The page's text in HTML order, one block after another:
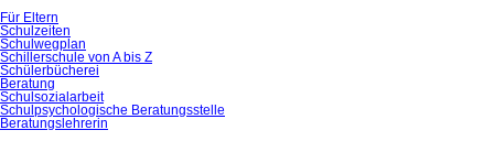
Für Eltern
Schulzeiten
Schulwegplan
Schillerschule von A bis Z
Schülerbücherei
Beratung
Schulsozialarbeit
Schulpsychologische Beratungsstelle
Beratungslehrerin